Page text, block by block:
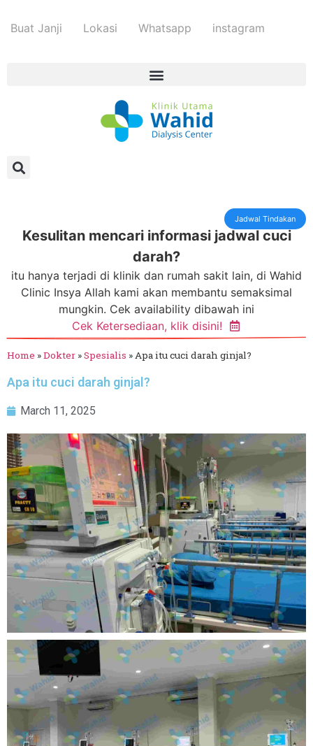
Buat Janji Lokasi Whatsapp instagram
Kesulitan mencari informasi jadwal cuci
darah?
itu hanya terjadi di klinik dan rumah sakit lain, di Wahid
Clinic Insya Allah kami akan membantu semaksimal
mungkin. Cek availability dibawah ini
Cek Ketersediaan, klik disini!
Jadwal Tindakan
Home »Dokter »Spesialis »Apa itu cuci darah ginjal?
Apa itu cuci darah ginjal?
March 11, 2025